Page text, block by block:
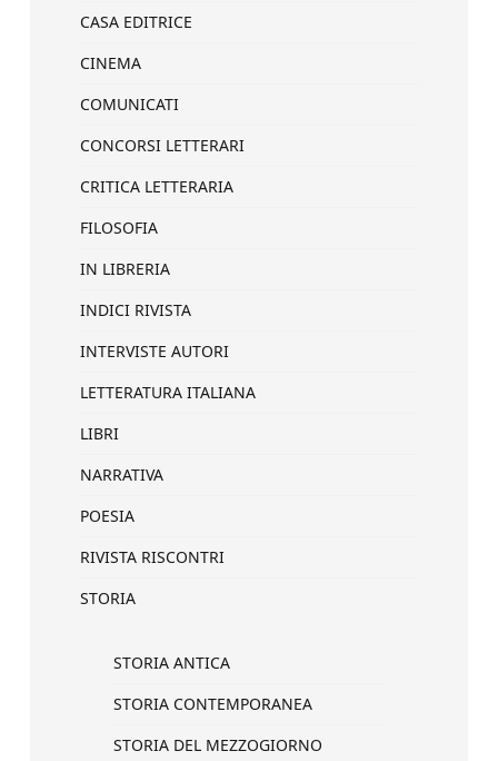
CASA EDITRICE
CINEMA
COMUNICATI
CONCORSI LETTERARI
CRITICA LETTERARIA
FILOSOFIA
IN LIBRERIA
INDICI RIVISTA
INTERVISTE AUTORI
LETTERATURA ITALIANA
LIBRI
NARRATIVA
POESIA
RIVISTA RISCONTRI
STORIA
STORIA ANTICA
STORIA CONTEMPORANEA
STORIA DEL MEZZOGIORNO